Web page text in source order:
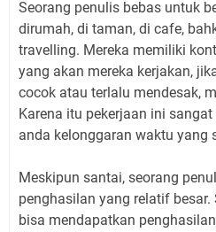
Seorang penulis bebas untuk
dirumah, di taman, di cafe,
travelling. Mereka memiliki
yang akan mereka kerjakan,
cocok atau terlalu mendesak,
Karena itu pekerjaan ini
anda kelonggaran waktu yang
Meskipun santai, seorang
penghasilan yang relatif
bisa mendapatkan